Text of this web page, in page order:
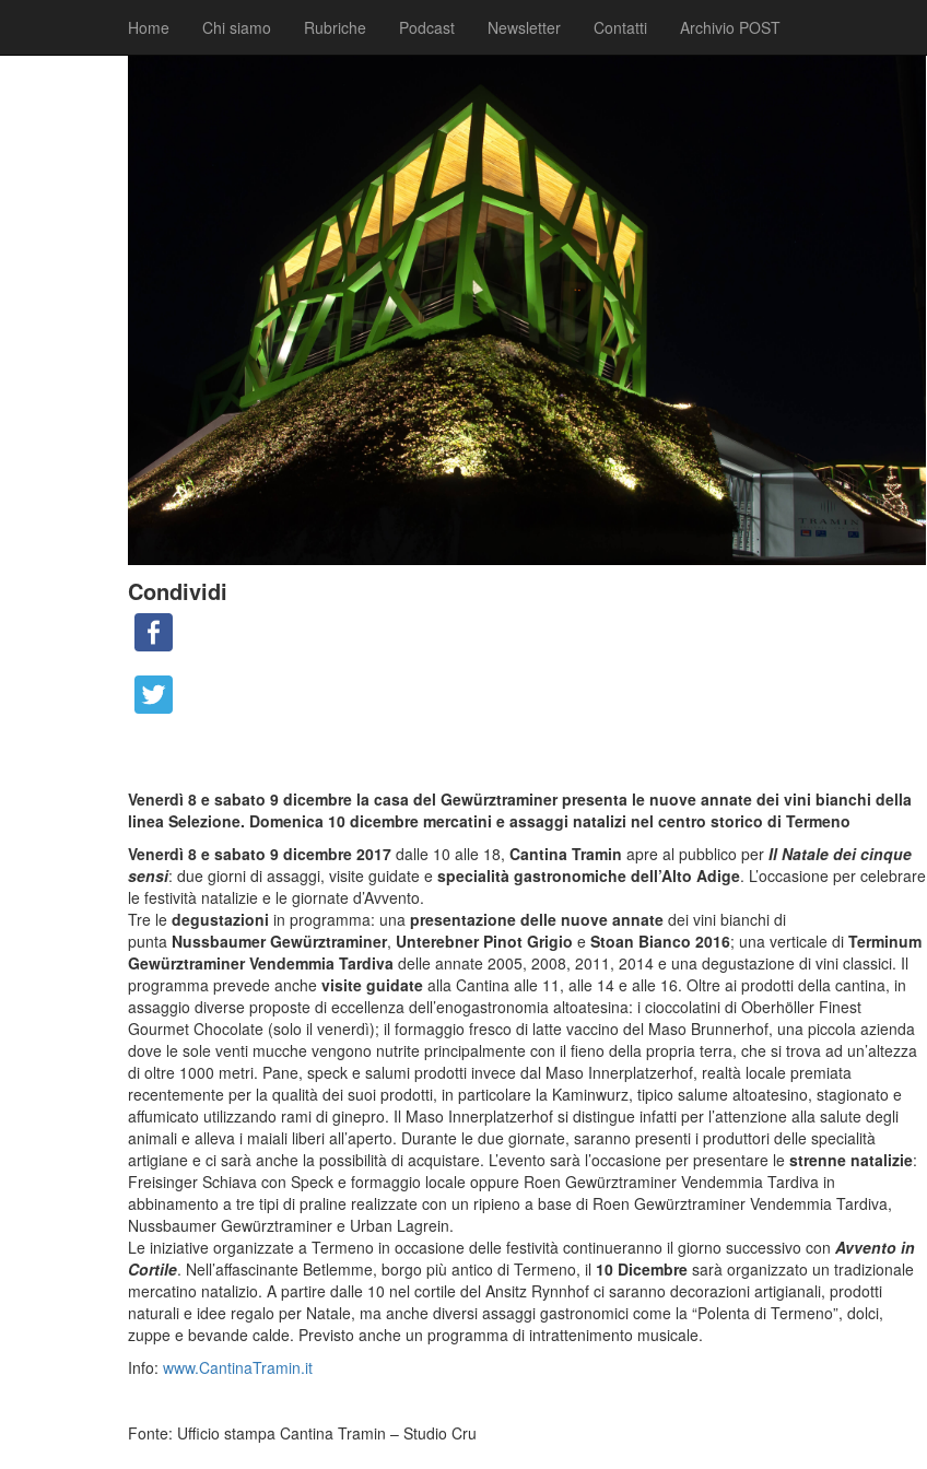
Home Chi siamo Rubriche Podcast Newsletter Contatti Archivio POST
Condividi
Venerdì 8 e sabato 9 dicembre la casa del Gewürztraminer presenta le nuove annate dei vini bianchi della
linea Selezione. Domenica 10 dicembre mercatini e assaggi natalizi nel centro storico di Termeno
Venerdì 8 e sabato 9 dicembre 2017 dalle 10 alle 18, Cantina Tramin apre al pubblico per Il Natale dei cinque
sensi: due giorni di assaggi, visite guidate e specialità gastronomiche dell’Alto Adige. L’occasione per celebrare
le festività natalizie e le giornate d’Avvento.
Tre le degustazioni in programma: una presentazione delle nuove annate dei vini bianchi di
punta Nussbaumer Gewürztraminer, Unterebner Pinot Grigio e Stoan Bianco 2016; una verticale di Terminum
Gewürztraminer Vendemmia Tardiva delle annate 2005, 2008, 2011, 2014 e una degustazione di vini classici. Il
programma prevede anche visite guidate alla Cantina alle 11, alle 14 e alle 16. Oltre ai prodotti della cantina, in
assaggio diverse proposte di eccellenza dell’enogastronomia altoatesina: i cioccolatini di Oberhöller Finest
Gourmet Chocolate (solo il venerdì); il formaggio fresco di latte vaccino del Maso Brunnerhof, una piccola azienda
dove le sole venti mucche vengono nutrite principalmente con il fieno della propria terra, che si trova ad un’altezza
di oltre 1000 metri. Pane, speck e salumi prodotti invece dal Maso Innerplatzerhof, realtà locale premiata
recentemente per la qualità dei suoi prodotti, in particolare la Kaminwurz, tipico salume altoatesino, stagionato e
affumicato utilizzando rami di ginepro. Il Maso Innerplatzerhof si distingue infatti per l’attenzione alla salute degli
animali e alleva i maiali liberi all’aperto. Durante le due giornate, saranno presenti i produttori delle specialità
artigiane e ci sarà anche la possibilità di acquistare. L’evento sarà l’occasione per presentare le strenne natalizie:
Freisinger Schiava con Speck e formaggio locale oppure Roen Gewürztraminer Vendemmia Tardiva in
abbinamento a tre tipi di praline realizzate con un ripieno a base di Roen Gewürztraminer Vendemmia Tardiva,
Nussbaumer Gewürztraminer e Urban Lagrein.
Le iniziative organizzate a Termeno in occasione delle festività continueranno il giorno successivo con Avvento in
Cortile. Nell’affascinante Betlemme, borgo più antico di Termeno, il 10 Dicembre sarà organizzato un tradizionale
mercatino natalizio. A partire dalle 10 nel cortile del Ansitz Rynnhof ci saranno decorazioni artigianali, prodotti
naturali e idee regalo per Natale, ma anche diversi assaggi gastronomici come la “Polenta di Termeno”, dolci,
zuppe e bevande calde. Previsto anche un programma di intrattenimento musicale.
Info: www.CantinaTramin.it
Fonte: Ufficio stampa Cantina Tramin – Studio Cru